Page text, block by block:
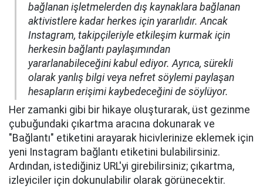
bağlanan işletmelerden dış kaynaklara bağlanan
aktivistlere kadar herkes için yararlıdır. Ancak
Instagram, takipçileriyle etkileşim kurmak için
herkesin bağlantı paylaşımından
yararlanabileceğini kabul ediyor. Ayrıca, sürekli
olarak yanlış bilgi veya nefret söylemi paylaşan
hesapların erişimi kaybedeceğini de söylüyor.
Her zamanki gibi bir hikaye oluşturarak, üst gezinme
çubuğundaki çıkartma aracına dokunarak ve
"Bağlantı" etiketini arayarak hicivlerinize eklemek için
yeni Instagram bağlantı etiketini bulabilirsiniz.
Ardından, istediğiniz URL'yi girebilirsiniz; çıkartma,
izleyiciler için dokunulabilir olarak görünecektir.